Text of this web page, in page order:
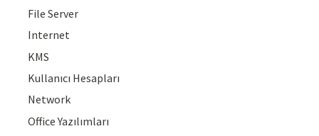
File Server
Internet
KMS
Kullanıcı Hesapları
Network
Office Yazılımları